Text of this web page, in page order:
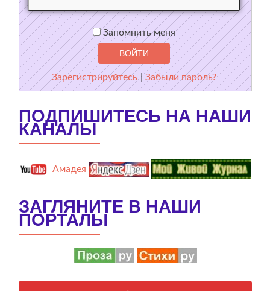
Запомнить меня
Зарегистрируйтесь |Забыли пароль?
ПОДПИШИТЕСЬ НА НАШИ
КАНАЛЫ
Амадея
ЗАГЛЯНИТЕ В НАШИ
ПОРТАЛЫ